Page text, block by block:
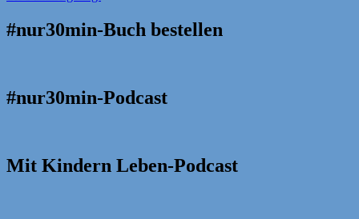
#nur30min-Buch bestellen
#nur30min-Podcast
Mit Kindern Leben-Podcast